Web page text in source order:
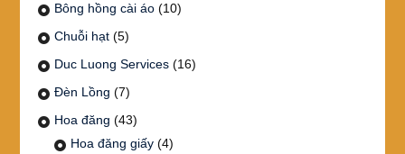
Bông hồng cài áo (10)
Chuỗi hạt (5)
Duc Luong Services (16)
Đèn Lồng (7)
Hoa đăng (43)
Hoa đăng giấy (4)